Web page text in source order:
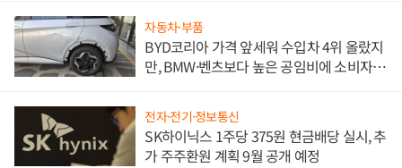
자동차·부품
BYD코리아 가격 앞세워 수입차 4위 올랐지
만, BMW·벤츠보다 높은 공임비에 소비자
전자·전기·정보통신
SK하이닉스 1주당 375원 현금배당 실시, 추
가 주주환원 계획 9월 공개 예정